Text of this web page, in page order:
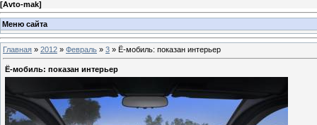
[Avto-mak]
Меню сайта
Главная » 2012 » Февраль » 3 » Ё-мобиль: показан интерьер
Ё-мобиль: показан интерьер